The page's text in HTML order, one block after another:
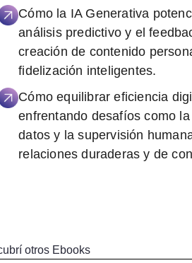
Cómo la IA Generativa
análisis predictivo y el
creación de contenido
fidelización inteligentes.
Cómo equilibrar eficiencia
enfrentando desafíos como
datos y la supervisión
relaciones duraderas y de
otros Ebooks